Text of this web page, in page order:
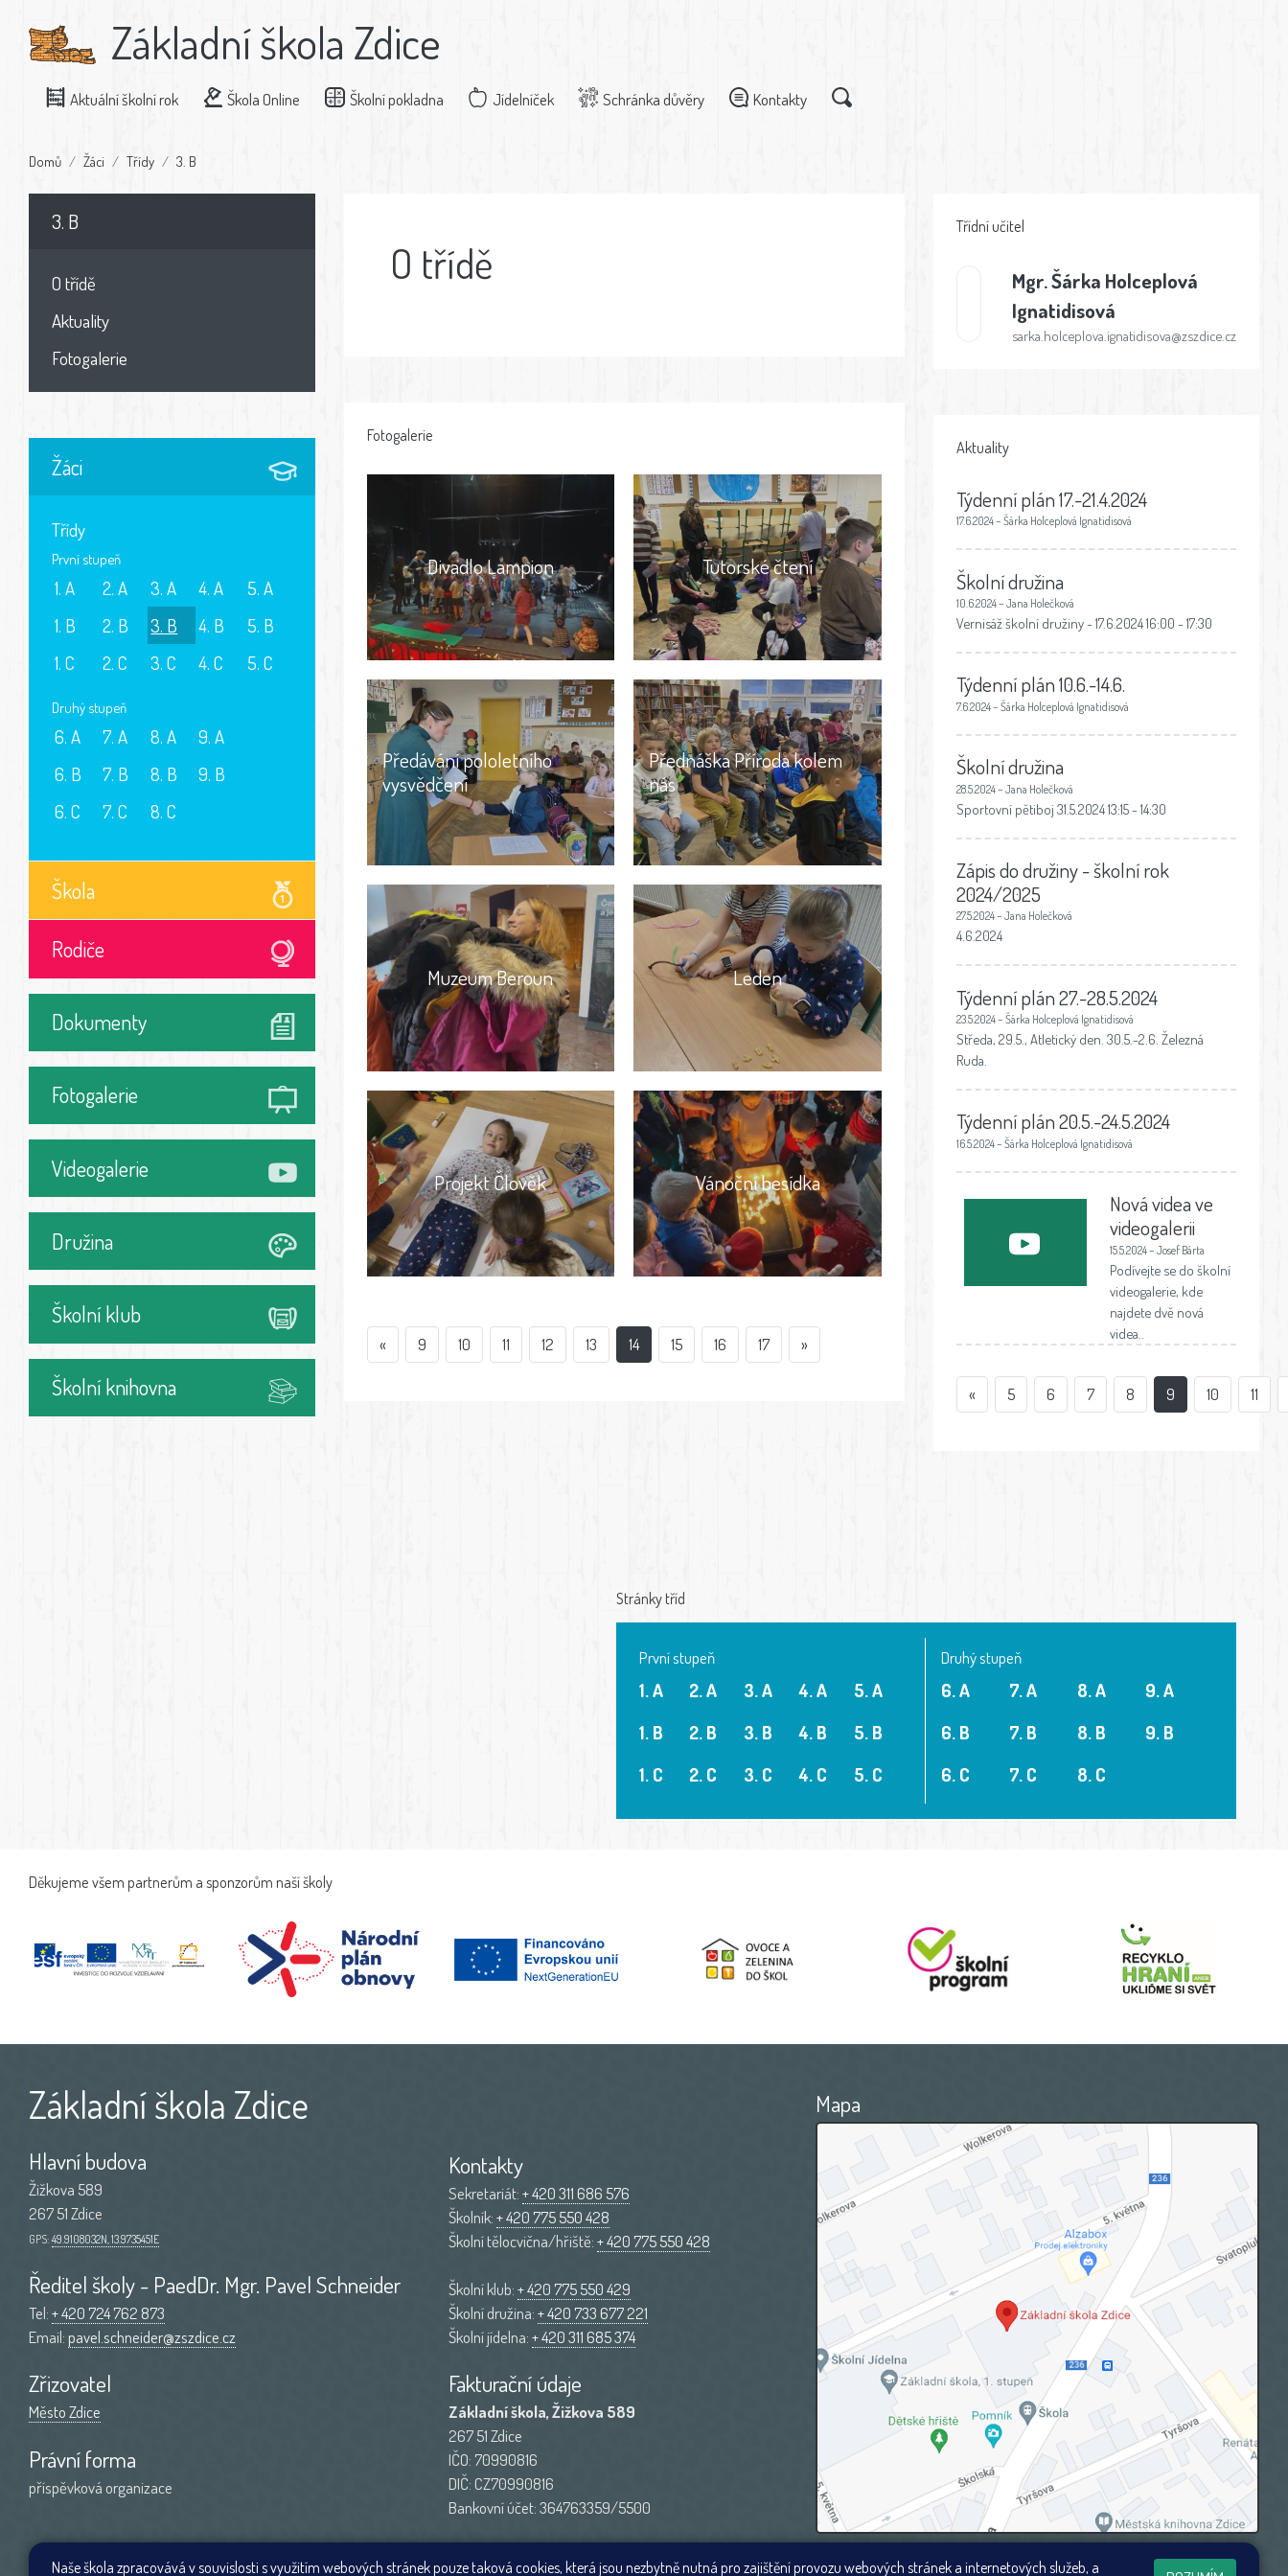
Základní škola Zdice
Aktuální školní rok Škola Online Školní pokladna Jídelníček Schránka důvěry Kontakty
Domů Žáci Třídy 3. B
3. B
O třídě
Aktuality
Fotogalerie
Žáci
Třídy
První stupeň
1. A
1. B
1. C
2. A
2. B
2. C
3. A
3. B
3. C
4. A
4. B
4. C
5. A
5. B
5. C
Druhý stupeň
6. A
6. B
6. C
7. A
7. B
7. C
8. A
8. B
8. C
9. A
9. B
Škola
Rodiče
Dokumenty
Fotogalerie
Videogalerie
Družina
Školní klub
Školní knihovna
O třídě
Fotogalerie
Divadlo Lampion Tutorské čtení
Předávání pololetního
vysvědčení
Přednáška Příroda kolem
nás
Muzeum Beroun Leden
Projekt Člověk Vánoční besídka
« 9 10 11 12 13 14 15 16 17 »
Třídní učitel
Mgr.Šárka Holceplová
Ignatidisová
sarka.holceplova.ignatidisova@zszdice.cz
Aktuality
Týdenní plán 17.-21.4.2024
17.6.2024 – Šárka Holceplová Ignatidisová
Školní družina
10.6.2024 – Jana Holečková
Vernisáž školní družiny - 17.6.2024 16:00 - 17:30
Týdenní plán 10.6.-14.6.
7.6.2024 – Šárka Holceplová Ignatidisová
Školní družina
28.5.2024 – Jana Holečková
Sportovní pětiboj 31.5.2024 13:15 - 14:30
Zápis do družiny - školní rok
2024/2025
27.5.2024 – Jana Holečková
4.6.2024
Týdenní plán 27.-28.5.2024
23.5.2024 – Šárka Holceplová Ignatidisová
Středa, 29.5., Atletický den. 30.5.-2.6. Železná
Ruda.
Týdenní plán 20.5.-24.5.2024
16.5.2024 – Šárka Holceplová Ignatidisová
Nová videa ve
videogalerii
15.5.2024 – Josef Bárta
Podívejte se do školní
videogalerie, kde
najdete dvě nová
videa..
« 5 6 7 8 9 10 11
Stránky tříd
První stupeň
1. A
1. B
1. C
2. A
2. B
2. C
3. A
3. B
3. C
4. A
4. B
4. C
5. A
5. B
5. C
Druhý stupeň
6. A
6. B
6. C
7. A
7. B
7. C
8. A
8. B
8. C
9. A
9. B
Děkujeme všem partnerům a sponzorům naší školy
Základní škola Zdice
Hlavní budova
Žižkova 589
267 51 Zdice
GPS: 49.9108032N, 13.9735451E
Ředitel školy - PaedDr. Mgr. Pavel Schneider
Tel:+ 420 724 762 873
Email:pavel.schneider@zszdice.cz
Zřizovatel
Město Zdice
Právní forma
příspěvková organizace
Kontakty
Sekretariát:+ 420 311 686 576
Školník:+ 420 775 550 428
Školní tělocvična/hřiště:+ 420 775 550 428
Školní klub:+ 420 775 550 429
Školní družina:+ 420 733 677 221
Školní jídelna:+ 420 311 685 374
Fakturační údaje
Základní škola, Žižkova 589
267 51 Zdice
IČO: 70990816
DIČ: CZ70990816
Bankovní účet: 364763359/5500
Mapa
Naše škola zpracovává v souvislosti s využitím webových stránek pouze taková cookies, která jsou nezbytně nutná pro zajištění provozu webových stránek a internetových služeb, a